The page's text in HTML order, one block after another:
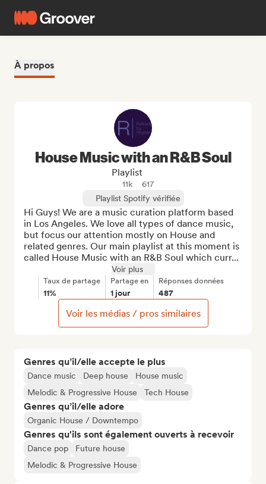
À propos
Genres qu’il/elle accepte le plus
Dance music Deep house
House music
Melodic & Progressive House
Tech House
Genres qu’il/elle adore
Organic House / Downtempo
Genres qu'ils sont également ouverts à recevoir
Dance pop
Future house
Melodic & Progressive House
House Music with an R&B Soul
Playlist
11k
617
Playlist Spotify vérifiée
Hi Guys! We are a music curation platform based
in Los Angeles. We love all types of dance music,
but focus our attention mostly on House and
related genres. Our main playlist at this moment is
called House Music with an R&B Soul which curr...
Voir plus
Taux de partage
11%
Partage en
1 jour
Réponses données
487
Voir les médias / pros similaires